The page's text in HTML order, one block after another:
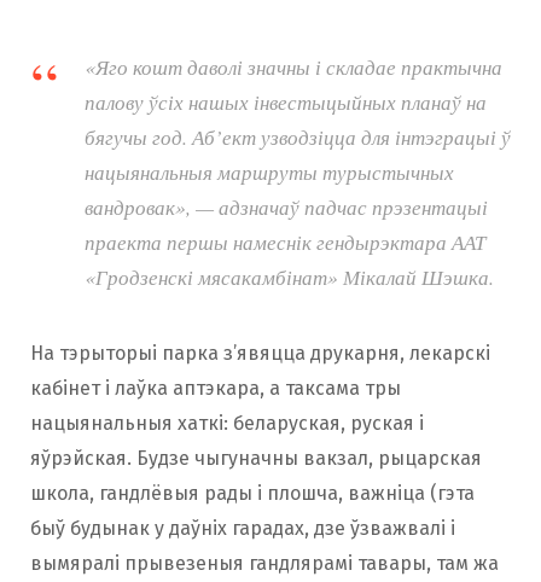
«Яго кошт даволі значны і складае практычна
палову ўсіх нашых інвестыцыйных планаў на
бягучы год. Аб’ект узводзіцца для інтэграцыі ў
нацыянальныя маршруты турыстычных
вандровак», — адзначаў падчас прэзентацыі
праекта першы намеснік гендырэктара ААТ
«Гродзенскі мясакамбінат» Мікалай Шэшка.
На тэрыторыі парка з’явяцца друкарня, лекарскі
кабінет і лаўка аптэкара, а таксама тры
нацыянальныя хаткі: беларуская, руская і
яўрэйская. Будзе чыгуначны вакзал, рыцарская
школа, гандлёвыя рады і плошча, важніца (гэта
быў будынак у даўніх гарадах, дзе ўзважвалі і
вымяралі прывезеныя гандлярамі тавары, там жа